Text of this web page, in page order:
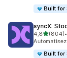
Built for
syncX:
4,8étoile(s)
(804)
804 avis au•
Built for